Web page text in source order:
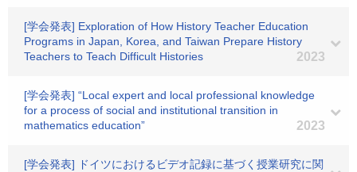
[学会発表] Exploration of How History Teacher Education
Programs in Japan, Korea, and Taiwan Prepare History
Teachers to Teach Difficult Histories
2023
[学会発表] “Local expert and local professional knowledge
for a process of social and institutional transition in
mathematics education”
2023
[学会発表] ドイツにおけるビデオ記録に基づく授業研究に関